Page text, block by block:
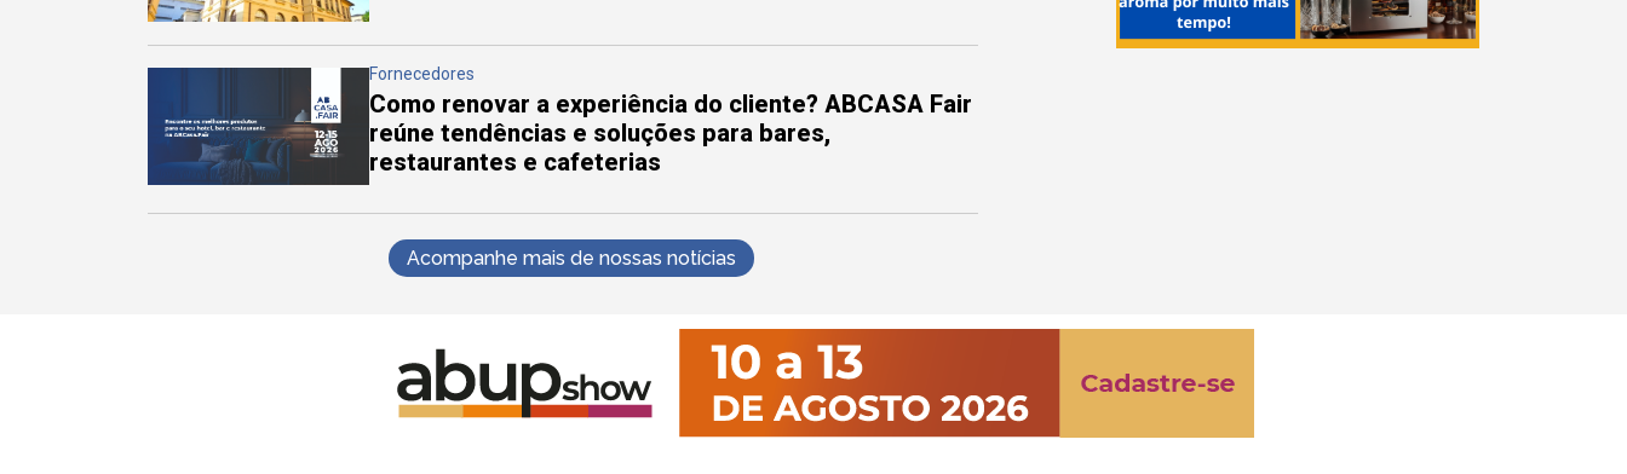
Fornecedores
Como renovar a experiência do cliente? ABCASA Fair
reúne tendências e soluções para bares,
restaurantes e cafeterias
Acompanhe mais de nossas notícias